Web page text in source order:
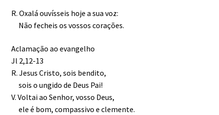
R. Oxalá ouvísseis hoje a sua voz:
Não fecheis os vossos corações.
Aclamação ao evangelho
Jl 2,12-13
R. Jesus Cristo, sois bendito,
sois o ungido de Deus Pai!
V. Voltai ao Senhor, vosso Deus,
ele é bom, compassivo e clemente.